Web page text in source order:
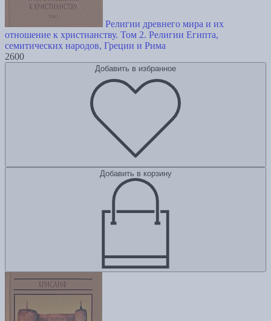
Религии древнего мира и их
отношение к христианству. Том 2. Религии Египта,
семитических народов, Греции и Рима
2600
Добавить в избранное
Добавить в корзину